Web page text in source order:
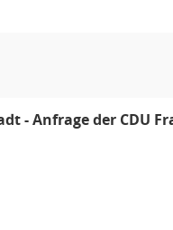
- Anfrage der CDU